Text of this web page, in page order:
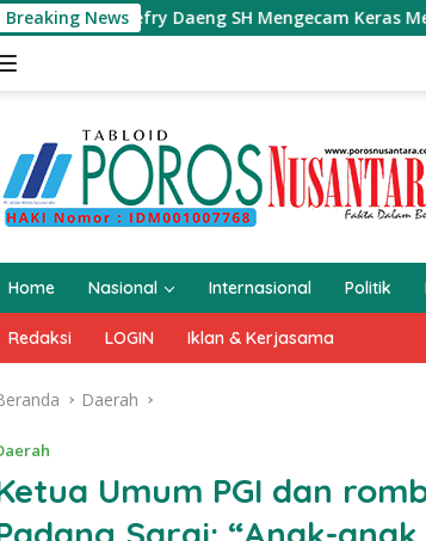
Breaking News
SH Mengecam Keras Metode Pengambilan
Home Nasional Internasional Politik
Redaksi LOGIN Iklan & Kerjasama
Daerah
Umum PGI dan